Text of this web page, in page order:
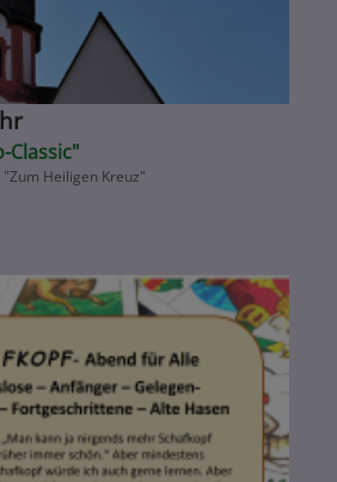
Classic"
"Zum Heiligen Kreuz"